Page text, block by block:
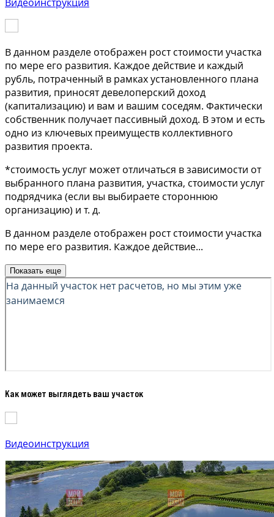
В данном разделе отображен рост стоимости участка
по мере его развития. Каждое действие и каждый
рубль, потраченный в рамках установленного плана
развития, приносят девелоперский доход
(капитализацию) и вам и вашим соседям. Фактически
собственник получает пассивный доход. В этом и есть
одно из ключевых преимуществ коллективного
развития проекта.
*стоимость услуг может отличаться в зависимости от
выбранного плана развития, участка, стоимости услуг
подрядчика (если вы выбираете стороннюю
организацию) и т. д.
В данном разделе отображен рост стоимости участка
по мере его развития. Каждое действие...
Показать еще
Как может выглядеть ваш участок
Видеоинструкция